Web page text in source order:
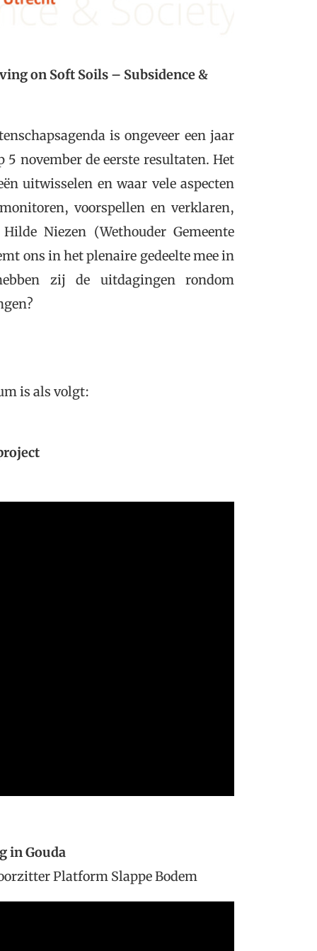
on Soft Soils – Subsidence &
is ongeveer een jaar
5 november de eerste resultaten. Het
uitwisselen en waar vele aspecten
voorspellen en verklaren,
Niezen (Wethouder Gemeente
ons in het plenaire gedeelte mee in
zij de uitdagingen rondom
is als volgt:
in Gouda
Platform Slappe Bodem